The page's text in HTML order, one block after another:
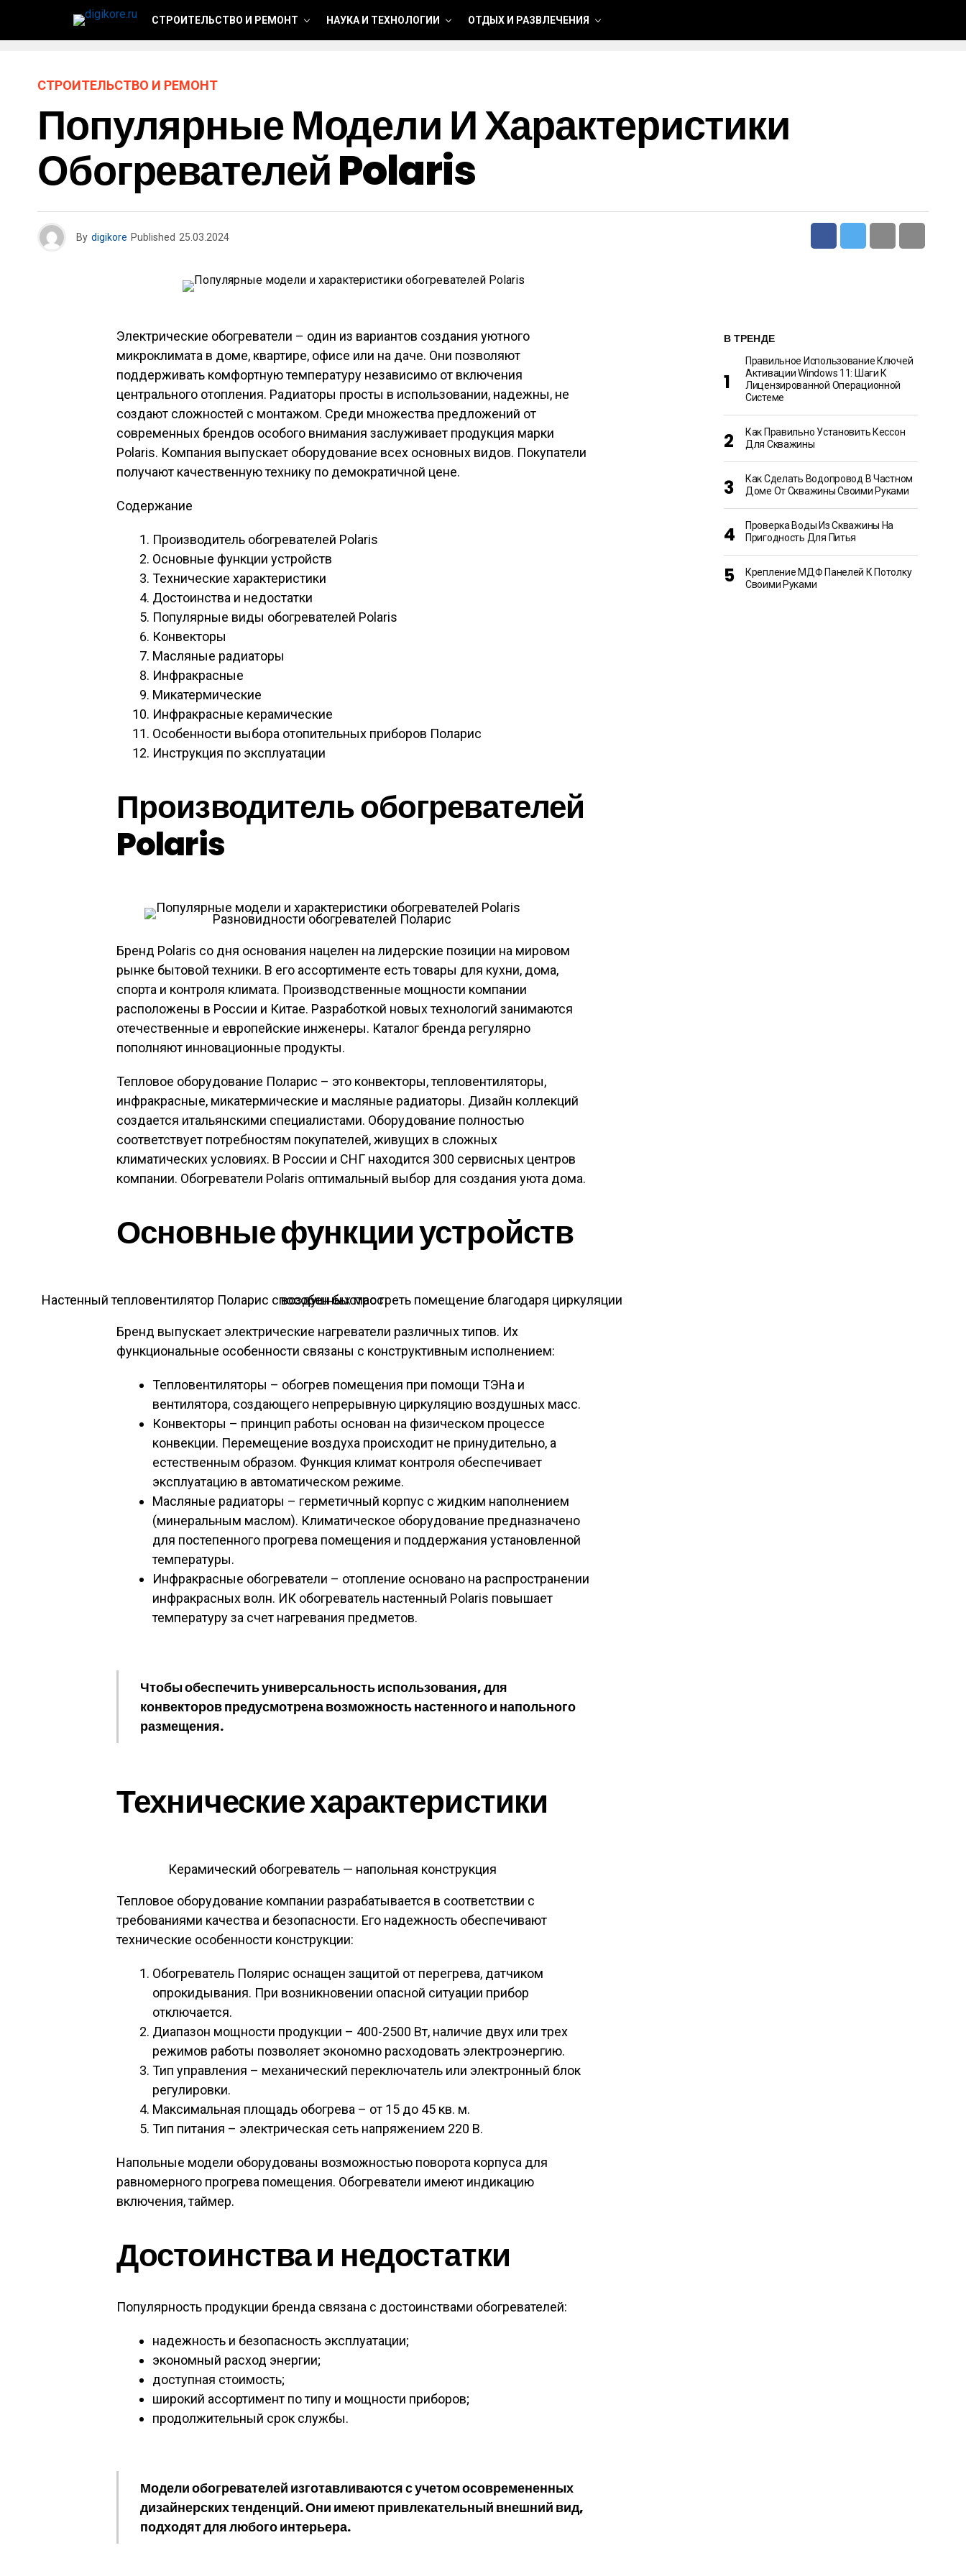
СТРОИТЕЛЬСТВО И РЕМОНТ НАУКА И ТЕХНОЛОГИИ ОТДЫХ И РАЗВЛЕЧЕНИЯ
СТРОИТЕЛЬСТВО И РЕМОНТ
Популярные Модели И Характеристики
Обогревателей Polaris
By digikore Published 25.03.2024
Электрические обогреватели – один из вариантов создания уютного
микроклимата в доме, квартире, офисе или на даче. Они позволяют
поддерживать комфортную температуру независимо от включения
центрального отопления. Радиаторы просты в использовании, надежны, не
создают сложностей с монтажом. Среди множества предложений от
современных брендов особого внимания заслуживает продукция марки
Polaris. Компания выпускает оборудование всех основных видов. Покупатели
получают качественную технику по демократичной цене.
Содержание
Производитель обогревателей Polaris
Основные функции устройств
Технические характеристики
Достоинства и недостатки
Популярные виды обогревателей Polaris
Конвекторы
Масляные радиаторы
Инфракрасные
Микатермические
Инфракрасные керамические
Особенности выбора отопительных приборов Поларис
Инструкция по эксплуатации
Производитель обогревателей
Polaris
Разновидности обогревателей Поларис
Бренд Polaris со дня основания нацелен на лидерские позиции на мировом
рынке бытовой техники. В его ассортименте есть товары для кухни, дома,
спорта и контроля климата. Производственные мощности компании
расположены в России и Китае. Разработкой новых технологий занимаются
отечественные и европейские инженеры. Каталог бренда регулярно
пополняют инновационные продукты.
Тепловое оборудование Поларис – это конвекторы, тепловентиляторы,
инфракрасные, микатермические и масляные радиаторы. Дизайн коллекций
создается итальянскими специалистами. Оборудование полностью
соответствует потребностям покупателей, живущих в сложных
климатических условиях. В России и СНГ находится 300 сервисных центров
компании. Обогреватели Polaris оптимальный выбор для создания уюта дома.
Основные функции устройств
Настенный тепловентилятор Поларис способен быстро греть помещение благодаря циркуляции воздушных масс
Бренд выпускает электрические нагреватели различных типов. Их
функциональные особенности связаны с конструктивным исполнением:
Тепловентиляторы – обогрев помещения при помощи ТЭНа и
вентилятора, создающего непрерывную циркуляцию воздушных масс.
Конвекторы – принцип работы основан на физическом процессе
конвекции. Перемещение воздуха происходит не принудительно, а
естественным образом. Функция климат контроля обеспечивает
эксплуатацию в автоматическом режиме.
Масляные радиаторы – герметичный корпус с жидким наполнением
(минеральным маслом). Климатическое оборудование предназначено
для постепенного прогрева помещения и поддержания установленной
температуры.
Инфракрасные обогреватели – отопление основано на распространении
инфракрасных волн. ИК обогреватель настенный Polaris повышает
температуру за счет нагревания предметов.
Чтобы обеспечить универсальность использования, для
конвекторов предусмотрена возможность настенного и напольного
размещения.
Технические характеристики
Керамический обогреватель — напольная конструкция
Тепловое оборудование компании разрабатывается в соответствии с
требованиями качества и безопасности. Его надежность обеспечивают
технические особенности конструкции:
Обогреватель Полярис оснащен защитой от перегрева, датчиком
опрокидывания. При возникновении опасной ситуации прибор
отключается.
Диапазон мощности продукции – 400-2500 Вт, наличие двух или трех
режимов работы позволяет экономно расходовать электроэнергию.
Тип управления – механический переключатель или электронный блок
регулировки.
Максимальная площадь обогрева – от 15 до 45 кв. м.
Тип питания – электрическая сеть напряжением 220 В.
Напольные модели оборудованы возможностью поворота корпуса для
равномерного прогрева помещения. Обогреватели имеют индикацию
включения, таймер.
Достоинства и недостатки
Популярность продукции бренда связана с достоинствами обогревателей:
надежность и безопасность эксплуатации;
экономный расход энергии;
доступная стоимость;
широкий ассортимент по типу и мощности приборов;
продолжительный срок службы.
Модели обогревателей изготавливаются с учетом осовремененных
дизайнерских тенденций. Они имеют привлекательный внешний вид,
подходят для любого интерьера.
В ТРЕНДЕ
Правильное Использование Ключей
Активации Windows 11: Шаги К
Лицензированной Операционной
Системе
Как Правильно Установить Кессон
Для Скважины
Как Сделать Водопровод В Частном
Доме От Скважины Своими Руками
Проверка Воды Из Скважины На
Пригодность Для Питья
Крепление МДФ Панелей К Потолку
Своими Руками